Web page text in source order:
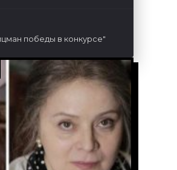
победы в конкурсе"